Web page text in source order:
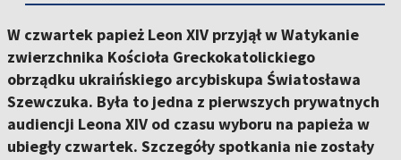
W czwartek papież Leon XIV przyjął w Watykanie
zwierzchnika Kościoła Greckokatolickiego
obrządku ukraińskiego arcybiskupa Światosława
Szewczuka. Była to jedna z pierwszych prywatnych
audiencji Leona XIV od czasu wyboru na papieża w
ubiegły czwartek. Szczegóły spotkania nie zostały